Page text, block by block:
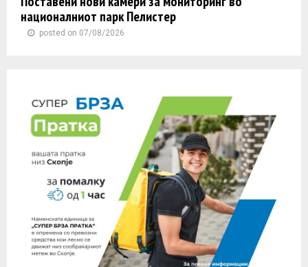
националниот парк Пелистер
posted on 07/08/2026